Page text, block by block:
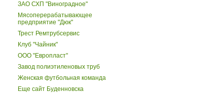
ЗАО СХП "Виноградное"
Мясоперерабатывающее
предприятие "Дюк"
Трест Ремтрубсервис
Клуб "Чайник"
ООО "Европласт"
Завод полиэтиленовых труб
Женская футбольная команда
Еще сайт Буденновска